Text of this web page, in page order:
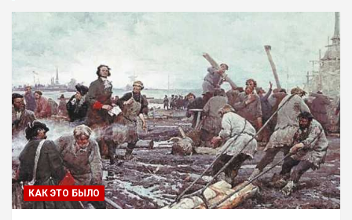
КАК ЭТО БЫЛО